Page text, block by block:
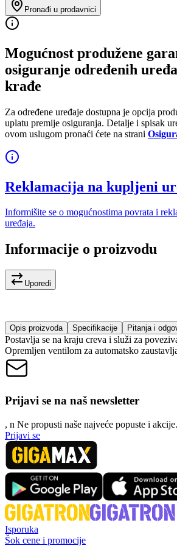
Pronađi u prodavnici
Mogućnost produžene
osiguranje određenih
krađe
Za određene uređaje dostupna je opcija
uplatu premije osiguranja. Detalje i spisak
ovom uslugom pronaći ćete na strani
Reklamacija na kupljeni
Informišite se o mogućnostima povrata i
uređaja.
Informacije o proizvodu
Uporedi
Opis proizvoda Specifikacije Pitanja i
Postavlja se na kraju creva i služi za
Opremljen ventilom za automatsko
Prijavi se na naš newsletter
, n Ne propusti naše najveće popuste i akcije.
Prijavi se
Isporuka
Šok cene i promocije